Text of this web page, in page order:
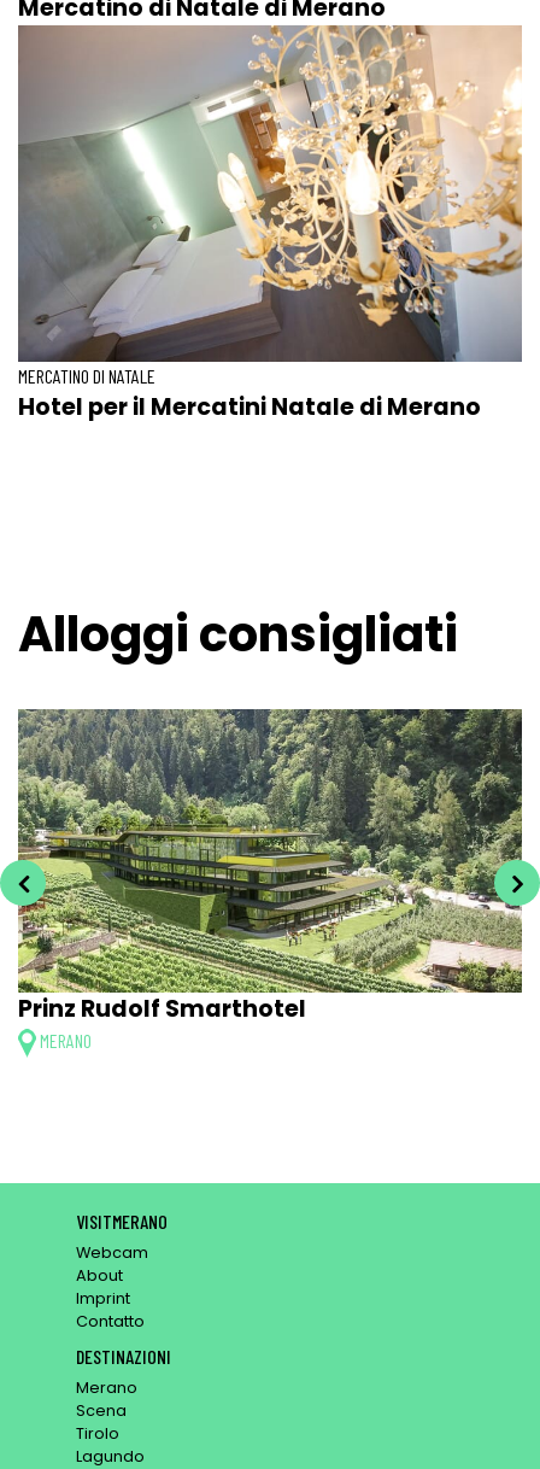
Mercatino di Natale di Merano
MERCATINO DI NATALE
Hotel per il Mercatini Natale di Merano
Alloggi consigliati
Prinz Rudolf Smarthotel
MERANO
VISITMERANO
Webcam
About
Imprint
Contatto
DESTINAZIONI
Merano
Scena
Tirolo
Lagundo